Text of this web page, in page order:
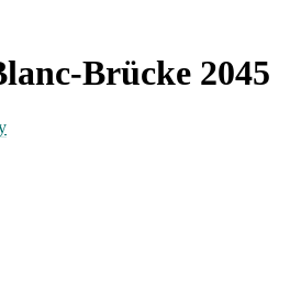
Brücke 2045